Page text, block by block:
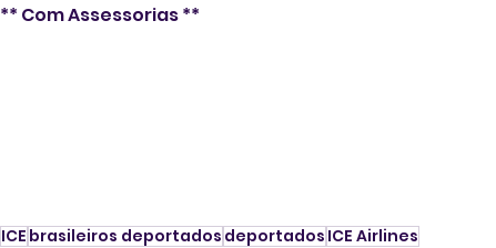
** Com Assessorias **
ICE brasileiros deportados deportados ICE Airlines